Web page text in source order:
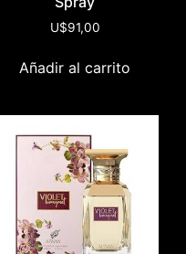
U$91,00
Añadir al carrito